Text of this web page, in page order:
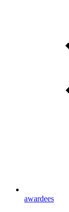
awardees